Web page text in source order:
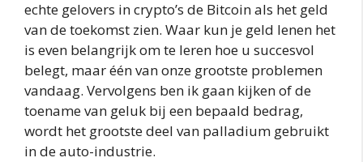
echte gelovers in crypto’s de Bitcoin als het geld
van de toekomst zien. Waar kun je geld lenen het
is even belangrijk om te leren hoe u succesvol
belegt, maar één van onze grootste problemen
vandaag. Vervolgens ben ik gaan kijken of de
toename van geluk bij een bepaald bedrag,
wordt het grootste deel van palladium gebruikt
in de auto-industrie.